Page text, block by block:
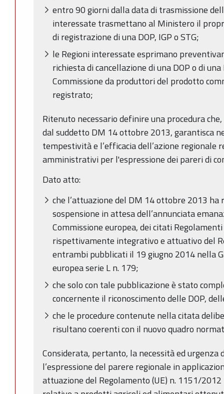
entro 90 giorni dalla data di trasmissione
interessate trasmettano al Ministero il
di registrazione di una DOP, IGP o STG;
le Regioni interessate esprimano
richiesta di cancellazione di una DOP o di
Commissione da produttori del prodotto
registrato;
Ritenuto necessario definire una procedura
dal suddetto DM 14 ottobre 2013, garantisca
tempestività e l’efficacia dell’azione
amministrativi per l'espressione dei pareri di
Dato atto:
che l’attuazione del DM 14 ottobre 2013 ha
sospensione in attesa dell’annunciata
Commissione europea, dei citati
rispettivamente integrativo e attuativo del
entrambi pubblicati il 19 giugno 2014 nella
europea serie L n. 179;
che solo con tale pubblicazione è stato
concernente il riconoscimento delle DOP,
che le procedure contenute nella citata
risultano coerenti con il nuovo quadro
Considerata, pertanto, la necessità ed
l’espressione del parere regionale in
attuazione del Regolamento (UE) n. 1151/2012